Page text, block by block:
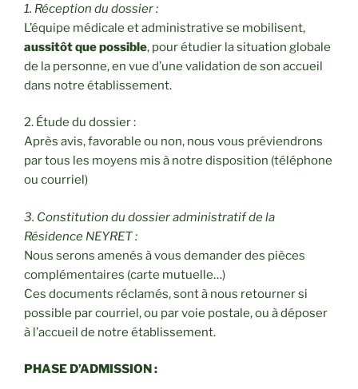
1. Réception du dossier :
L’équipe médicale et administrative se mobilisent,
aussitôt que possible, pour étudier la situation globale
de la personne, en vue d’une validation de son accueil
dans notre établissement.
2. Étude du dossier :
Après avis, favorable ou non, nous vous préviendrons
par tous les moyens mis à notre disposition (téléphone
ou courriel)
3. Constitution du dossier administratif de la
Résidence NEYRET :
Nous serons amenés à vous demander des pièces
complémentaires (carte mutuelle…)
Ces documents réclamés, sont à nous retourner si
possible par courriel, ou par voie postale, ou à déposer
à l’accueil de notre établissement.
PHASE D’ADMISSION :